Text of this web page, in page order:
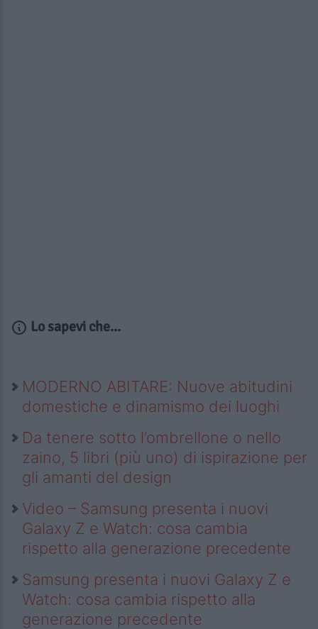
Lo sapevi che...
MODERNO ABITARE: Nuove abitudini
domestiche e dinamismo dei luoghi
Da tenere sotto l’ombrellone o nello
zaino, 5 libri (più uno) di ispirazione per
gli amanti del design
Video – Samsung presenta i nuovi
Galaxy Z e Watch: cosa cambia
rispetto alla generazione precedente
Samsung presenta i nuovi Galaxy Z e
Watch: cosa cambia rispetto alla
generazione precedente